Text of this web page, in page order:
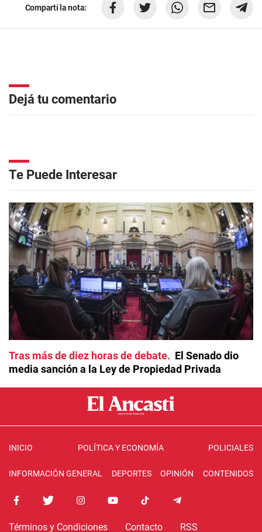
Compartí la nota:
Dejá tu comentario
Te Puede Interesar
Tras más de diez horas de debate
El Senado dio
media sanción a la Ley de Propiedad Privada
INICIO POLÍTICA Y ECONOMÍA POLICIALES
INFORMACIÓN GENERAL DEPORTES OPINIÓN CONTENIDOS
Términos y Condiciones Contacto RSS